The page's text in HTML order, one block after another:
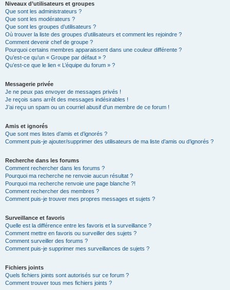
Niveaux d’utilisateurs et groupes
Que sont les administrateurs ?
Que sont les modérateurs ?
Que sont les groupes d’utilisateurs ?
Où trouver la liste des groupes d’utilisateurs et comment les rejoindre ?
Comment devenir chef de groupe ?
Pourquoi certains membres apparaissent dans une couleur différente ?
Qu’est-ce qu’un « Groupe par défaut » ?
Qu’est-ce que le lien « L’équipe du forum » ?
Messagerie privée
Je ne peux pas envoyer de messages privés !
Je reçois sans arrêt des messages indésirables !
J’ai reçu un spam ou un courriel abusif d’un membre de ce forum !
Amis et ignorés
Que sont mes listes d’amis et d’ignorés ?
Comment puis-je ajouter/supprimer des utilisateurs de ma liste d’amis ou d’ignorés ?
Recherche dans les forums
Comment rechercher dans les forums ?
Pourquoi ma recherche ne renvoie aucun résultat ?
Pourquoi ma recherche renvoie une page blanche ?!
Comment rechercher des membres ?
Comment puis-je trouver mes propres messages et sujets ?
Surveillance et favoris
Quelle est la différence entre les favoris et la surveillance ?
Comment mettre en favoris ou surveiller des sujets ?
Comment surveiller des forums ?
Comment puis-je supprimer mes surveillances de sujets ?
Fichiers joints
Quels fichiers joints sont autorisés sur ce forum ?
Comment trouver tous mes fichiers joints ?